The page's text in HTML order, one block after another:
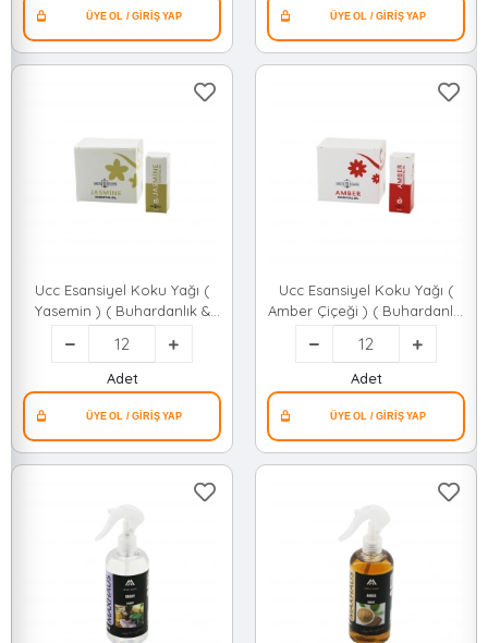
Ucc Esansiyel Koku Yağı (
Yasemin ) ( Buhardanlık &
Çamaşır Makine & Ütü Vb.
Kullanım ) ( 10ml )*12x42
Adet
Ucc Esansiyel Koku Yağı (
Amber Çiçeği ) ( Buhardanlık
& Çamaşır Makine & Ütü Vb.
Kullanım ) ( 10ml )*12x42
Adet